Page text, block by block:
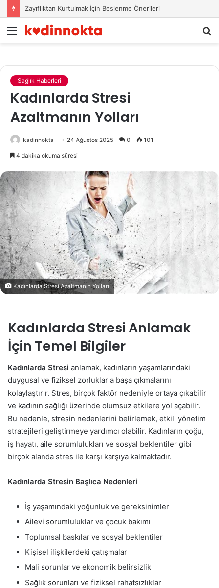
Zayıflıktan Kurtulmak İçin Beslenme Önerileri
Menü
Sağlık Haberleri
Kadınlarda Stresi
Azaltmanın Yolları
kadinnokta 24 Ağustos 2025 0 101
4 dakika okuma süresi
Kadınlarda Stresi Azaltmanın Yolları
Kadınlarda Stresi Anlamak
İçin Temel Bilgiler
Kadınlarda Stresi anlamak, kadınların yaşamlarındaki
duygusal ve fiziksel zorluklarla başa çıkmalarını
kolaylaştırır. Stres, birçok faktör nedeniyle ortaya çıkabilir
ve kadının sağlığı üzerinde olumsuz etkilere yol açabilir.
Bu nedenle, stresin nedenlerini belirlemek, etkili yönetim
stratejileri geliştirmeye yardımcı olabilir. Kadınların çoğu,
iş hayatı, aile sorumlulukları ve sosyal beklentiler gibi
birçok alanda stres ile karşı karşıya kalmaktadır.
Kadınlarda Stresin Başlıca Nedenleri
İş yaşamındaki yoğunluk ve gereksinimler
Ailevi sorumluluklar ve çocuk bakımı
Toplumsal baskılar ve sosyal beklentiler
Kişisel ilişkilerdeki çatışmalar
Mali sorunlar ve ekonomik belirsizlik
Sağlık sorunları ve fiziksel rahatsızlıklar